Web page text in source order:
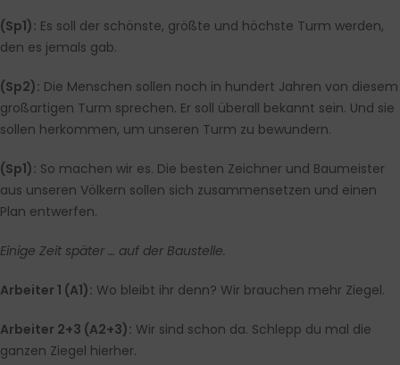
(Sp1): Es soll der schönste, größte und höchste Turm werden,
den es jemals gab.
(Sp2): Die Menschen sollen noch in hundert Jahren von diesem
großartigen Turm sprechen. Er soll überall bekannt sein. Und sie
sollen herkommen, um unseren Turm zu bewundern.
(Sp1): So machen wir es. Die besten Zeichner und Baumeister
aus unseren Völkern sollen sich zusammensetzen und einen
Plan entwerfen.
Einige Zeit später … auf der Baustelle.
Arbeiter 1 (A1): Wo bleibt ihr denn? Wir brauchen mehr Ziegel.
Arbeiter 2+3 (A2+3): Wir sind schon da. Schlepp du mal die
ganzen Ziegel hierher.